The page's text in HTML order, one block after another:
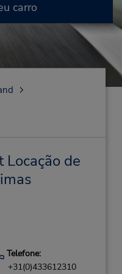
carro
de
Telefone:
+31(0)433612310